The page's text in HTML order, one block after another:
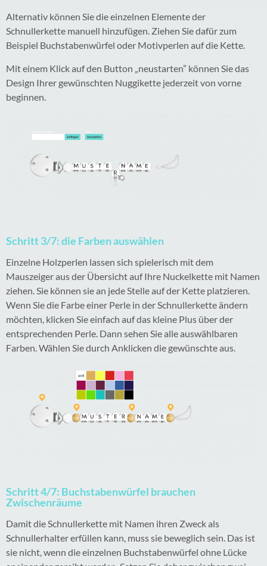
Alternativ können Sie die einzelnen Elemente der
Schnullerkette manuell hinzufügen. Ziehen Sie dafür zum
Beispiel Buchstabenwürfel oder Motivperlen auf die Kette.
Mit einem Klick auf den Button „neustarten” können Sie das
Design Ihrer gewünschten Nuggikette jederzeit von vorne
beginnen.
Schritt 3/7: die Farben auswählen
Einzelne Holzperlen lassen sich spielerisch mit dem
Mauszeiger aus der Übersicht auf Ihre Nuckelkette mit Namen
ziehen. Sie können sie an jede Stelle auf der Kette platzieren.
Wenn Sie die Farbe einer Perle in der Schnullerkette ändern
möchten, klicken Sie einfach auf das kleine Plus über der
entsprechenden Perle. Dann sehen Sie alle auswählbaren
Farben. Wählen Sie durch Anklicken die gewünschte aus.
Schritt 4/7: Buchstabenwürfel brauchen
Zwischenräume
Damit die Schnullerkette mit Namen ihren Zweck als
Schnullerhalter erfüllen kann, muss sie beweglich sein. Das ist
sie nicht, wenn die einzelnen Buchstabenwürfel ohne Lücke